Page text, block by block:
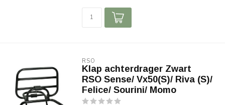
RSO
Klap achterdrager Zwart
RSO Sense/ Vx50(S)/ Riva (S)/
Felice/ Sourini/ Momo